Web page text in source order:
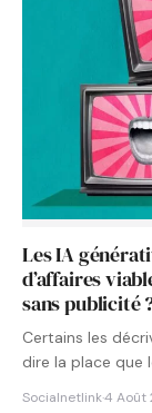
Les IA
d’affaires
sans publicité
Certains les
dire la place que
Socialnetlink·4 Août